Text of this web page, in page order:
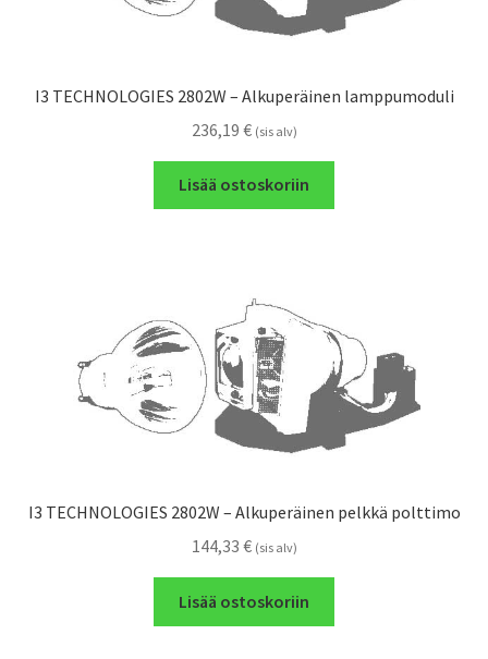
I3 TECHNOLOGIES 2802W – Alkuperäinen lamppumoduli
236,19 € (sis alv)
Lisää ostoskoriin
I3 TECHNOLOGIES 2802W – Alkuperäinen pelkkä polttimo
144,33 € (sis alv)
Lisää ostoskoriin